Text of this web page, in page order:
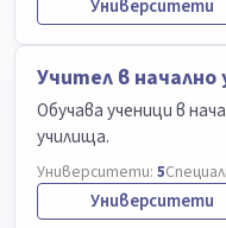
Университети
Учител в начално
Обучава ученици в
училища.
Университети: 5
Университети